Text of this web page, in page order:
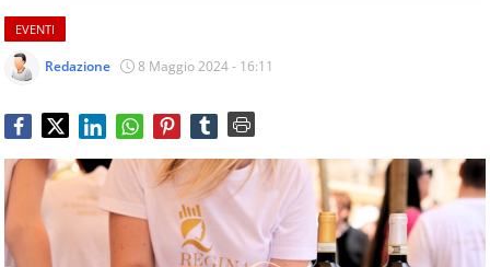
mondo
dell'alimentazione,
dei
consumi
Service
tutte
EVENTI
Redazione 8 Maggio 2024 - 16:11